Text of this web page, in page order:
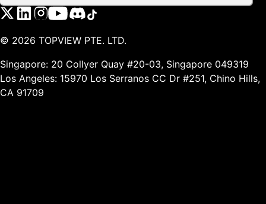
© 2026 TOPVIEW PTE. LTD.
Singapore: 20 Collyer Quay #20-03, Singapore 049319
Los Angeles: 15970 Los Serranos CC Dr #251, Chino Hills,
CA 91709